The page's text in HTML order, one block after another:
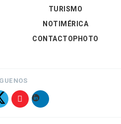
TURISMO
NOTIMÉRICA
CONTACTOPHOTO